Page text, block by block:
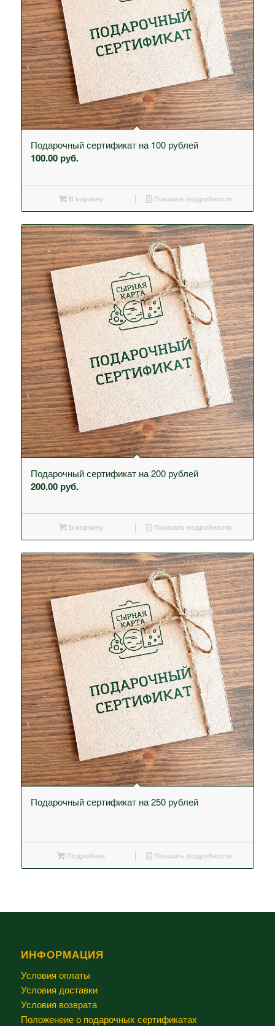
Подарочный сертификат на 100 рублей
100.00 руб.
В корзину Показать подробности
Подарочный сертификат на 200 рублей
200.00 руб.
В корзину Показать подробности
Подарочный сертификат на 250 рублей
Подробнее Показать подробности
ИНФОРМАЦИЯ
Условия оплаты
Условия доставки
Условия возврата
Положенеие о подарочных сертификатах